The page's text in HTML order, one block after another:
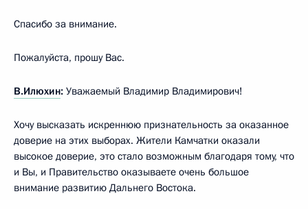
Спасибо за внимание.
Пожалуйста, прошу Вас.
В.Илюхин: Уважаемый Владимир Владимирович!
Хочу высказать искреннюю признательность за оказанное
доверие на этих выборах. Жители Камчатки оказали
высокое доверие, это стало возможным благодаря тому, что
и Вы, и Правительство оказываете очень большое
внимание развитию Дальнего Востока.